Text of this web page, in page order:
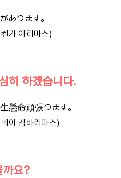
ります。
가 아리마스)
히 하겠습니다.
懸命頑張ります。
이 감바리마스)
까요?